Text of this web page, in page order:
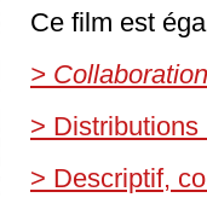
Ce film est
>
> Distributions
> Descriptif,